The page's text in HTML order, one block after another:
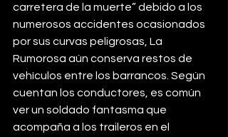
carretera de la muerte” debido a los
numerosos accidentes ocasionados
por sus curvas peligrosas, La
Rumorosa aún conserva restos de
vehículos entre los barrancos. Según
cuentan los conductores, es común
ver un soldado fantasma que
acompaña a los traileros en el